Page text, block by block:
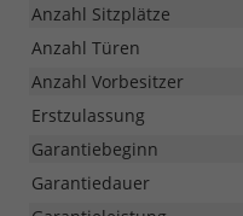
Anzahl Sitzplätze
Anzahl Türen
Anzahl Vorbesitzer
Erstzulassung
Garantiebeginn
Garantiedauer